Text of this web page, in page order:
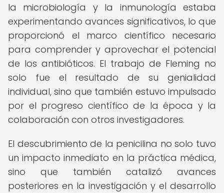
la microbiología y la inmunología estaba
experimentando avances significativos, lo que
proporcionó el marco científico necesario
para comprender y aprovechar el potencial
de los antibióticos. El trabajo de Fleming no
solo fue el resultado de su genialidad
individual, sino que también estuvo impulsado
por el progreso científico de la época y la
colaboración con otros investigadores.
El descubrimiento de la penicilina no solo tuvo
un impacto inmediato en la práctica médica,
sino que también catalizó avances
posteriores en la investigación y el desarrollo